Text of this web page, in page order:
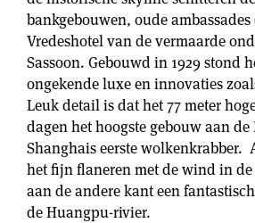
bankgebouwen, oude
Vredeshotel van de vermaarde
Sassoon. Gebouwd in 1929 stond
ongekende luxe en innovaties
Leuk detail is dat het 77 meter
dagen het hoogste gebouw aan
Shanghais eerste wolkenkrabber.
het fijn flaneren met de wind in
aan de andere kant een
de Huangpu-rivier.